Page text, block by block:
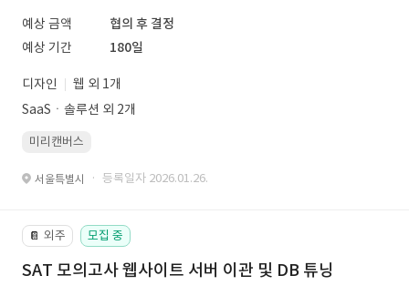
예상 금액
협의 후 결정
예상 기간
180일
디자인
웹 외 1개
SaaSㆍ솔루션 외 2개
미리캔버스
서울특별시 · 등록일자 2026.01.26.
📔 외주 모집 중
SAT 모의고사 웹사이트 서버 이관 및 DB 튜닝